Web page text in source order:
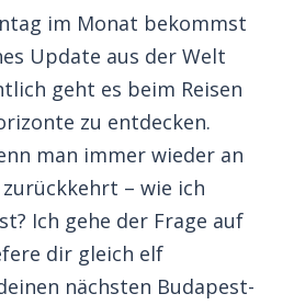
im Monat bekommst
Update aus der Welt
geht es beim Reisen
zu entdecken.
man immer wieder an
– wie ich
Ich gehe der Frage auf
dir gleich elf
nächsten Budapest-